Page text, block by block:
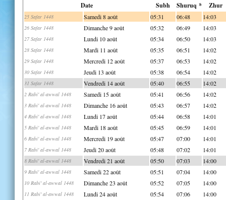
Date Subh Shuruq * Zhur
25 Safar 1448 Samedi 8 août 05:31 06:48 14:03
26 Safar 1448 Dimanche 9 août 05:32 06:49 14:03
27 Safar 1448 Lundi 10 août 05:34 06:50 14:03
28 Safar 1448 Mardi 11 août 05:35 06:51 14:02
29 Safar 1448 Mercredi 12 août 05:37 06:53 14:02
30 Safar 1448 Jeudi 13 août 05:38 06:54 14:02
31 Safar 1448 Vendredi 14 août 05:40 06:55 14:02
2 Rabi' al-awwal 1448 Samedi 15 août 05:41 06:56 14:02
3 Rabi' al-awwal 1448 Dimanche 16 août 05:43 06:57 14:02
4 Rabi' al-awwal 1448 Lundi 17 août 05:44 06:58 14:01
5 Rabi' al-awwal 1448 Mardi 18 août 05:45 06:59 14:01
6 Rabi' al-awwal 1448 Mercredi 19 août 05:47 07:00 14:01
7 Rabi' al-awwal 1448 Jeudi 20 août 05:48 07:02 14:01
8 Rabi' al-awwal 1448 Vendredi 21 août 05:50 07:03 14:00
9 Rabi' al-awwal 1448 Samedi 22 août 05:51 07:04 14:00
10 Rabi' al-awwal 1448 Dimanche 23 août 05:52 07:05 14:00
11 Rabi' al-awwal 1448 Lundi 24 août 05:54 07:06 14:00